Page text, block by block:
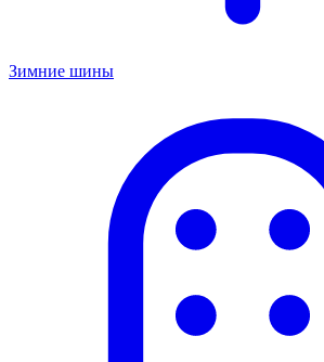
Зимние шины